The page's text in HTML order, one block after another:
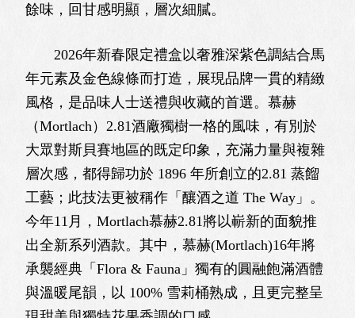
餘味，回甘感明顯，層次細膩。
2026年新春限定禮盒以奢雅深紫色調結合馬
年元素及金色線條而打造，展現品牌一貫的精緻
風格，是品味人士送禮與收藏的首選。慕赫
（Mortlach）2.81酒廠獨樹一格的風味，有別於
大眾對斯貝賽地區的既定印象，充滿力量與複雜
層次感，都得歸功於 1896 年所創立的2.81 蒸餾
工藝；此技法更被稱作「釀酒之道 The Way」。
今年11月，Mortlach慕赫2.81將以嶄新的面貌推
出全新系列酒款。其中，慕赫(Mortlach)16年將
承襲經典「Flora & Fauna」獨有的圓融飽滿酒體
與溫暖尾韻，以 100% 雪莉桶熟成，且更完整呈